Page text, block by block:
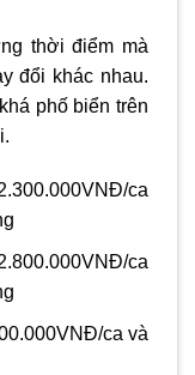
thời điểm mà
đổi khác nhau.
phố biển trên
ca
ca
ca và